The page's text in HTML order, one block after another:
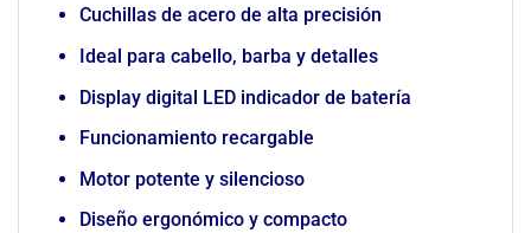
Cuchillas de acero de alta precisión
Ideal para cabello, barba y detalles
Display digital LED indicador de batería
Funcionamiento recargable
Motor potente y silencioso
Diseño ergonómico y compacto